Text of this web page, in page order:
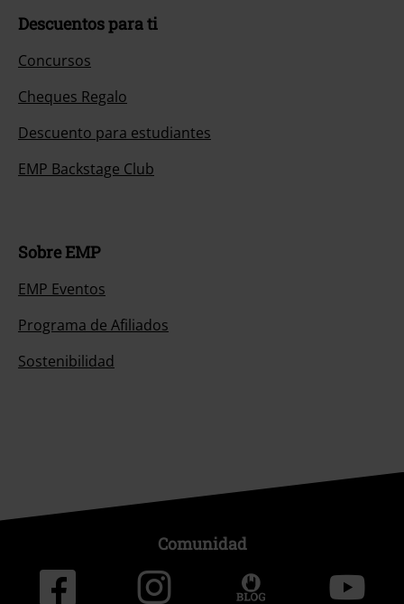
Descuentos para ti
Concursos
Cheques Regalo
Descuento para estudiantes
EMP Backstage Club
Sobre EMP
EMP Eventos
Programa de Afiliados
Sostenibilidad
Comunidad